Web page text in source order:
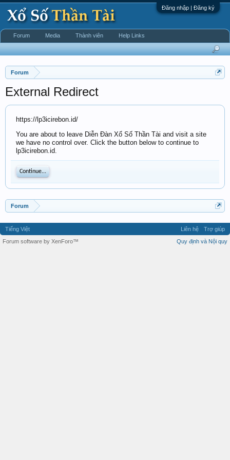
Đăng nhập | Đăng ký
Forum
External Redirect
https://lp3icirebon.id/
You are about to leave Diễn Đàn Xổ Số Thần Tài and visit a site
we have no control over. Click the button below to continue to
lp3icirebon.id.
Continue...
Forum
Forum Media Thành viên Help Links
Tiếng Việt Liên hệ
Trợ giúp
Quy định và Nội quy
Forum software by XenForo™